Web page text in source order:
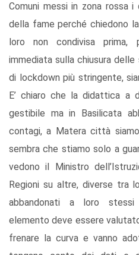
Comuni messi in zona rossa
della fame perché chiedono
loro non condivisa prima,
immediata sulla chiusura delle
di lockdown più stringente,
E’ chiaro che la didattica a
gestibile ma in Basilicata
contagi, a Matera città
sembra che stiamo solo a
vedono il Ministro
Regioni su altre, diverse tra
abbandonati a loro stessi
elemento deve essere
frenare la curva e vanno